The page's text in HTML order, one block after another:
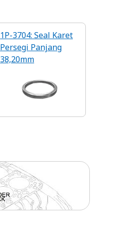
1P-3704: Seal Karet
Persegi Panjang
38,20mm